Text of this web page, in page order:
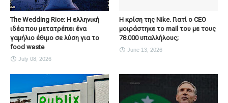
The Wedding Rice: Η ελληνική
ιδέα που μετατρέπει ένα
γαμήλιο έθιμο σε λύση για το
food waste
July 08, 2026
Η κρίση της Nike. Γιατί ο CEO
μοιράστηκε το mail του με τους
78.000 υπαλλήλους;
June 13, 2026